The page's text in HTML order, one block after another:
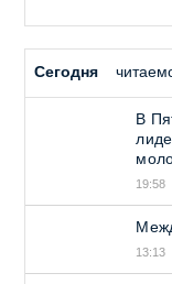
Сегодня
В
19:58
13:13